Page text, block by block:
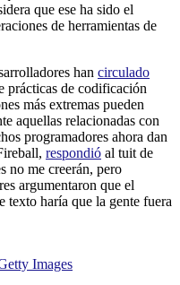
que ese ha sido el
de herramientas de
han circulado
prácticas de codificación
más extremas pueden
aquellas relacionadas con
programadores ahora dan
respondió al tuit de
no me creerán, pero
argumentaron que el
texto haría que la gente fuera
Images